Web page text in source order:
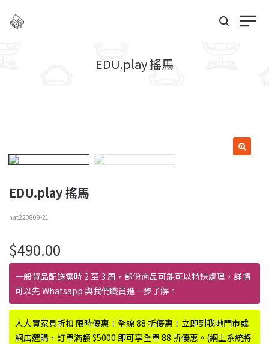
EDU.play 搖馬
EDU.play 搖馬
nat220809-21
$490.00
一般貨品配送需時 2 至 3 周，部份商品可能可以特快處理，詳情
可以先 Whatsapp 與我們職員進一步了解。
人人買家具折扣 限時優惠！全線 88 折優惠！立即到我哋門市或
網店選購，訂單滿額 $5000 即可享全單 88 折優惠。(網上系統將